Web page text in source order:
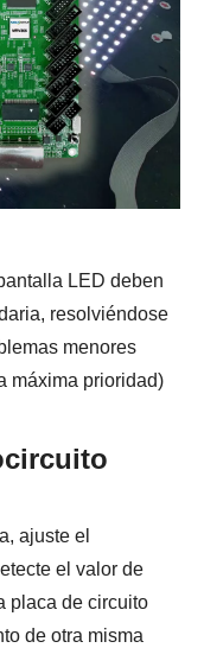
LED deben
resolviéndose
menores
máxima prioridad)
ajuste el
el valor de
placa de circuito
de otra misma